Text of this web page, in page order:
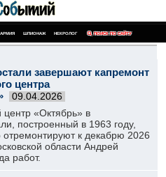
АРМИЯ ШПИОНАЖ НЕКРОЛОГ ПОИСК ПО САЙТУ
завершают капремонт
центра
09.04.2026
центр «Октябрь» в
построенный в 1963 году,
отремонтируют к декабрю 2026
области Андрей
работ.